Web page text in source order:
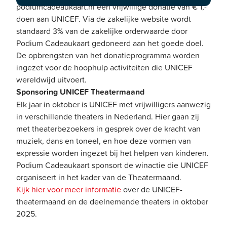
podiumcadeaukaart.nl een vrijwillige donatie van € 1,-
doen aan UNICEF. Via de zakelijke website wordt
standaard 3% van de zakelijke orderwaarde door
Podium Cadeaukaart gedoneerd aan het goede doel.
De opbrengsten van het donatieprogramma worden
ingezet voor de hoophulp activiteiten die UNICEF
wereldwijd uitvoert.
Sponsoring UNICEF Theatermaand
Elk jaar in oktober is UNICEF met vrijwilligers aanwezig
in verschillende theaters in Nederland. Hier gaan zij
met theaterbezoekers in gesprek over de kracht van
muziek, dans en toneel, en hoe deze vormen van
expressie worden ingezet bij het helpen van kinderen.
Podium Cadeaukaart sponsort de winactie die UNICEF
organiseert in het kader van de Theatermaand.
Kijk hier voor meer informatieover de UNICEF-
theatermaand en de deelnemende theaters in oktober
2025.